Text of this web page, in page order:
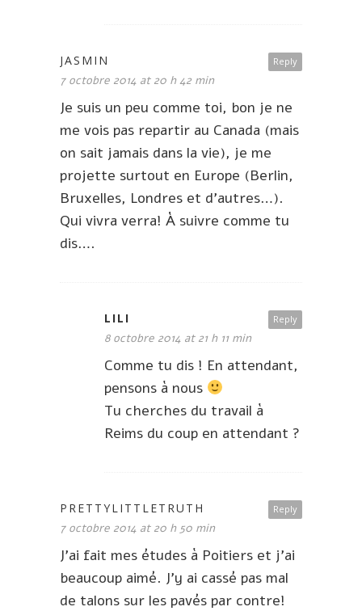
Reply
JASMIN
7 octobre 2014 at 20 h 42 min
Je suis un peu comme toi, bon je ne
me vois pas repartir au Canada (mais
on sait jamais dans la vie), je me
projette surtout en Europe (Berlin,
Bruxelles, Londres et d’autres…).
Qui vivra verra! À suivre comme tu
dis….
Reply
LILI
8 octobre 2014 at 21 h 11 min
Comme tu dis ! En attendant,
pensons à nous
Tu cherches du travail à
Reims du coup en attendant ?
Reply
PRETTYLITTLETRUTH
7 octobre 2014 at 20 h 50 min
J’ai fait mes études à Poitiers et j’ai
beaucoup aimé. J’y ai cassé pas mal
de talons sur les pavés par contre!